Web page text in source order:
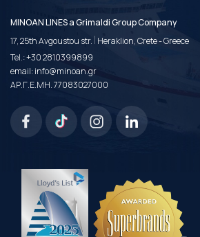
MINOAN LINES a Grimaldi Group Company
17, 25th Avgoustou str. | Heraklion, Crete - Greece
Tel.:+30 2810399899
email:info@minoan.gr
ΑΡ.Γ.Ε.ΜΗ. 77083027000